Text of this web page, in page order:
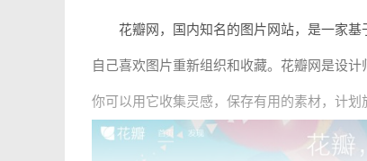
花瓣网，国内知名的图片网站，是一家基
自己喜欢图片重新组织和收藏。花瓣网是设计
你可以用它收集灵感，保存有用的素材，计划